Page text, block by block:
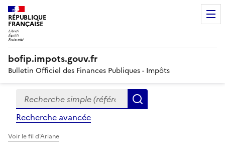
RÉPUBLIQUE
FRANÇAISE
bofip.impots.gouv.fr
Bulletin Officiel des Finances Publiques - Impôts
Formulaire
de
recherche
Recherche simple (références, mots clés, partie du
Recherche avancée
Voir le fil d'Ariane